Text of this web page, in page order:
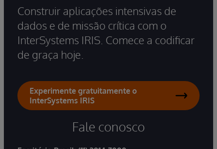
Construir aplicações intensivas de
dados e de missão crítica com o
InterSystems IRIS. Comece a codificar
de graça hoje.
Experimente gratuitamente o
InterSystems IRIS
Fale conosco